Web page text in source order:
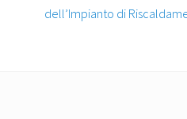
dell’Impianto di